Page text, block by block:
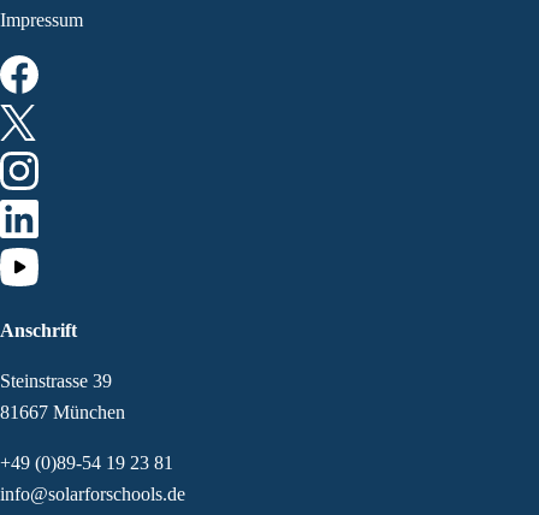
Impressum
Anschrift
Steinstrasse 39
81667 München
+49 (0)89-54 19 23 81
info@solarforschools.de